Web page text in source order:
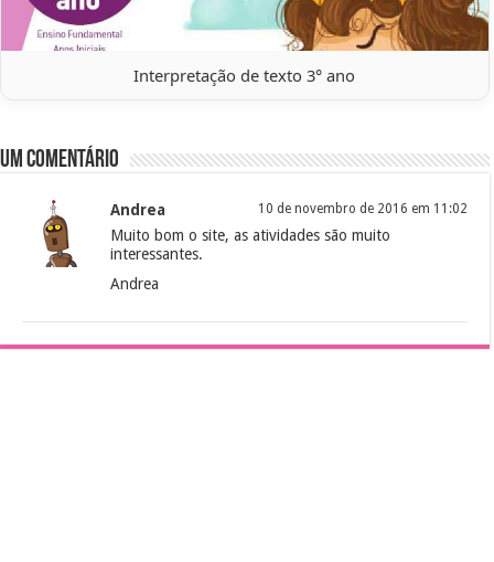
Interpretação de texto 3° ano
Um comentário
Andrea 10 de novembro de 2016 em 11:02
Muito bom o site, as atividades são muito
interessantes.
Andrea